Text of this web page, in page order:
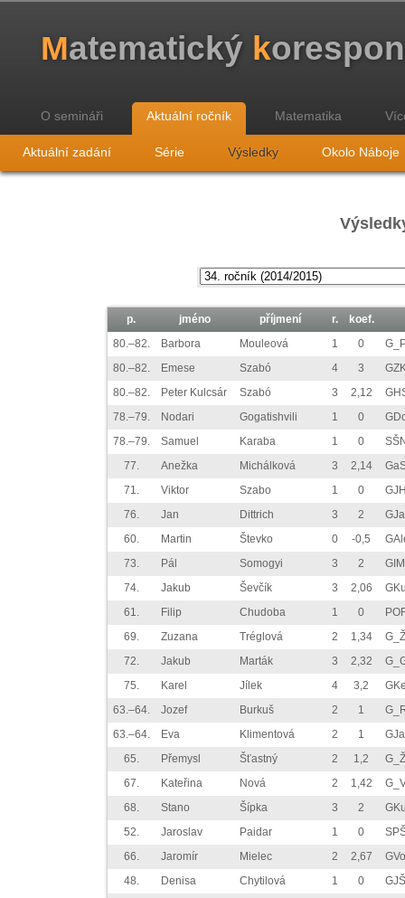
Matematický k
O semináři Aktuální ročník Matematika
Aktuální zadání Série Výsledky Okolo Náboje
p. jméno příjmení r.
koef.
80.–82.
Barbora Mouleová 1 0
80.–82.
Emese Szabó 4 3
80.–82.
Peter Kulcsár Szabó 3 2,12
78.–79.
Nodari Gogatishvili 1 0
78.–79.
Samuel Karaba 1 0
77.
Anežka Michálková 3 2,14
71.
Viktor Szabo 1 0
76.
Jan Dittrich 3 2
60.
Martin Števko 0 -0,5
73.
Pál Somogyi 3 2
74.
Jakub Ševčík 3 2,06
61.
Filip Chudoba 1 0
69.
Zuzana Tréglová 2 1,34
72.
Jakub Marták 3 2,32
75.
Karel Jílek 4 3,2
63.–64.
Jozef Burkuš 2 1
63.–64.
Eva Klimentová 2 1
65.
Přemysl Šťastný 2 1,2
67.
Kateřina Nová 2 1,42
68.
Stano Šípka 3 2
52.
Jaroslav Paidar 1 0
66.
Jaromír Mielec 2 2,67
48.
Denisa Chytilová 1 0